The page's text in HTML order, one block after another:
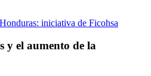
iniciativa de Ficohsa
y el aumento de la